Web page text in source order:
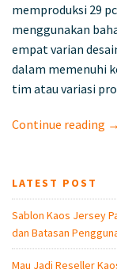
memproduksi 29
menggunakan
empat varian
dalam memenuhi
tim atau variasi
Continue reading →
LATEST POST
Sablon Kaos Jersey
dan Batasan
Mau Jadi Reseller